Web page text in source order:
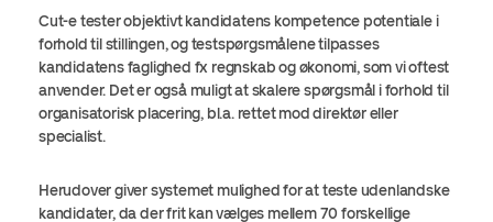
Cut-e tester objektivt kandidatens kompetence potentiale i
forhold til stillingen, og testspørgsmålene tilpasses
kandidatens faglighed fx regnskab og økonomi, som vi oftest
anvender. Det er også muligt at skalere spørgsmål i forhold til
organisatorisk placering, bl.a. rettet mod direktør eller
specialist.
Herudover giver systemet mulighed for at teste udenlandske
kandidater, da der frit kan vælges mellem 70 forskellige